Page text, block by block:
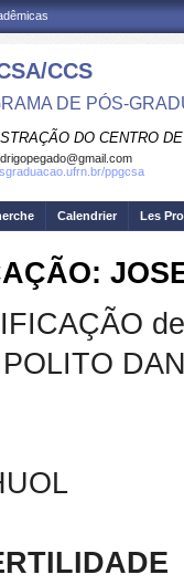
CCS
DE PÓS-
DO CENTRO
ppgcsa
Calendrier Les